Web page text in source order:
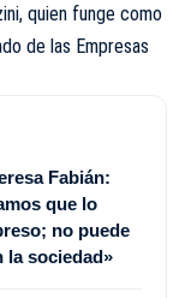
quien funge como
de las Empresas
Fabián:
que lo
no puede
la sociedad»